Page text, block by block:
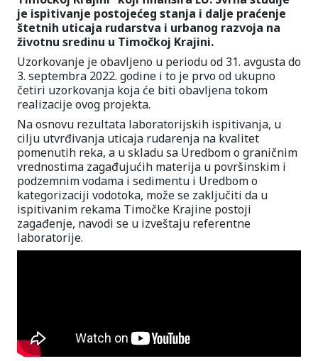
je ispitivanje postojećeg stanja i dalje praćenje
štetnih uticaja rudarstva i urbanog razvoja na
životnu sredinu u Timočkoj Krajini.
Uzorkovanje je obavljeno u periodu od 31. avgusta do
3. septembra 2022. godine i to je prvo od ukupno
četiri uzorkovanja koja će biti obavljena tokom
realizacije ovog projekta.
Na osnovu rezultata laboratorijskih ispitivanja, u
cilju utvrđivanja uticaja rudarenja na kvalitet
pomenutih reka, a u skladu sa Uredbom o graničnim
vrednostima zagađujućih materija u površinskim i
podzemnim vodama i sedimentu i Uredbom o
kategorizaciji vodotoka, može se zaključiti da u
ispitivanim rekama Timočke Krajine postoji
zagađenje, navodi se u izveštaju referentne
laboratorije.